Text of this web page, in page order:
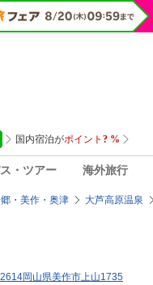
・ツアー 海外旅行
・美作・奥津 大芦高原温泉
岡山県美作市上山1735